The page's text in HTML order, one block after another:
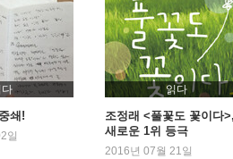
불안과 성가심 사이의 적당한 온기
낮이 종말을 고한다 _220
가 있어, 바로 이 아이야 _234
, 섬광처럼 어떤 얼굴들이 _250
다
쇄!
일
읽다
조정래 <풀꽃도 꽃이다
새로운 1위 등극
2016년 07월 21일